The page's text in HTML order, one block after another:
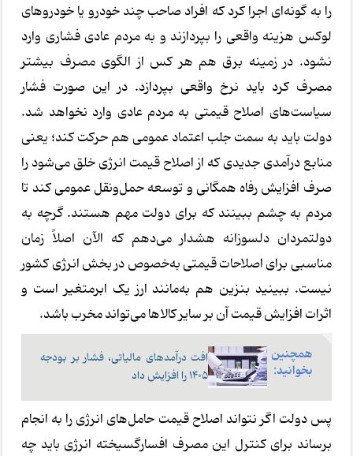
را به گونه‌ای اجرا کرد که افراد صاحب چند خودرو یا خودروهای
لوکس هزینه واقعی را بپردازند و به مردم عادی فشاری وارد
نشود. در زمینه برق هم هر کس از الگوی مصرف بیشتر
مصرف کرد باید نرخ واقعی بپردازد. در این صورت فشار
سیاست‌های اصلاح قیمتی به مردم عادی وارد نخواهد شد.
دولت باید به سمت جلب اعتماد عمومی هم حرکت کند؛ یعنی
منابع درآمدی جدیدی که از اصلاح قیمت انرژی خلق می‌شود را
صرف افزایش رفاه همگانی و توسعه حمل‌ونقل عمومی کند تا
مردم به چشم ببینند که برای دولت مهم هستند. گرچه به
دولتمردان دلسوزانه هشدار می‌دهم که الآن اصلاً زمان
مناسبی برای اصلاحات قیمتی به‌خصوص در بخش انرژی کشور
نیست. ببینید بنزین هم به‌مانند ارز یک ابرمتغیر است و
اثرات افزایش قیمت آن بر سایر کالاها می‌تواند مخرب باشد.
همچنین
بخوانید:
افت درآمدهای مالیاتی، فشار بر بودجه
۱۴۰۵ را افزایش داد
پس دولت اگر نتواند اصلاح قیمت حامل‌های انرژی را به انجام
برساند برای کنترل این مصرف افسارگسیخته انرژی باید چه